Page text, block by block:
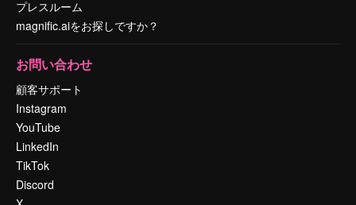
プレスルーム
magnific.aiをお探しですか？
お問い合わせ
顧客サポート
Instagram
YouTube
LinkedIn
TikTok
Discord